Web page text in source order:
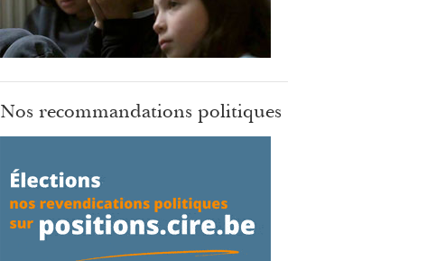
Nos recommandations politiques